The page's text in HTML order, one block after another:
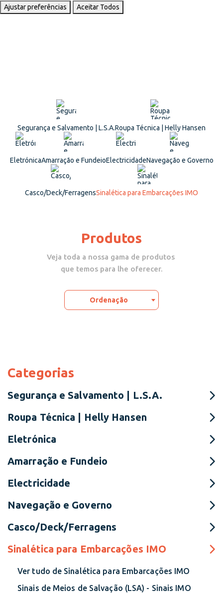
Ajustar preferências Aceitar Todos
Segurança e Salvamento | L.S.A.Roupa Técnica | Helly Hansen
EletrónicaAmarração e FundeioElectricidadeNavegação e Governo
Casco/Deck/FerragensSinalética para Embarcações IMO
Produtos
Veja toda a nossa gama de produtos
que temos para lhe oferecer.
Ordenação
Categorias
Segurança e Salvamento | L.S.A.
Roupa Técnica | Helly Hansen
Eletrónica
Amarração e Fundeio
Electricidade
Navegação e Governo
Casco/Deck/Ferragens
Sinalética para Embarcações IMO
Ver tudo de Sinalética para Embarcações IMO
Sinais de Meios de Salvação (LSA) - Sinais IMO